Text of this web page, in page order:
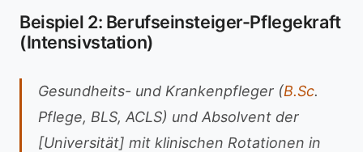
Beispiel 2: Berufseinsteiger-Pflegekraft
(Intensivstation)
Gesundheits- und Krankenpfleger (B.Sc.
Pflege, BLS, ACLS) und Absolvent der
[Universität] mit klinischen Rotationen in